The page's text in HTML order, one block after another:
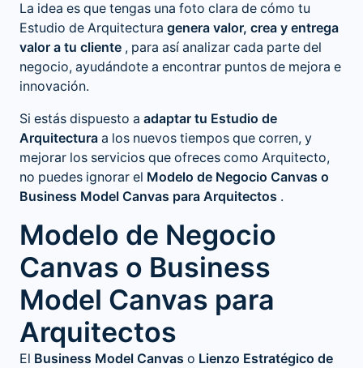
La idea es que tengas una foto clara de cómo tu
Estudio de Arquitectura genera valor, crea y entrega
valor a tu cliente , para así analizar cada parte del
negocio, ayudándote a encontrar puntos de mejora e
innovación.
Si estás dispuesto a adaptar tu Estudio de
Arquitectura a los nuevos tiempos que corren, y
mejorar los servicios que ofreces como Arquitecto,
no puedes ignorar el Modelo de Negocio Canvas o
Business Model Canvas para Arquitectos .
Modelo de Negocio
Canvas o Business
Model Canvas para
Arquitectos
El Business Model Canvas o Lienzo Estratégico de